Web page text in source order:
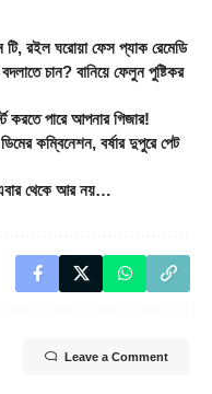
রইল ঘরোয়া ফেস প্যাক রেমেডি
চান? বানিয়ে ফেলুন পুষ্টিকর
পারে আপনার গিজার!
কম্বিনেশন, বর্ষার দুপুরে পেট
থেকে আর নয়…
Leave a Comment